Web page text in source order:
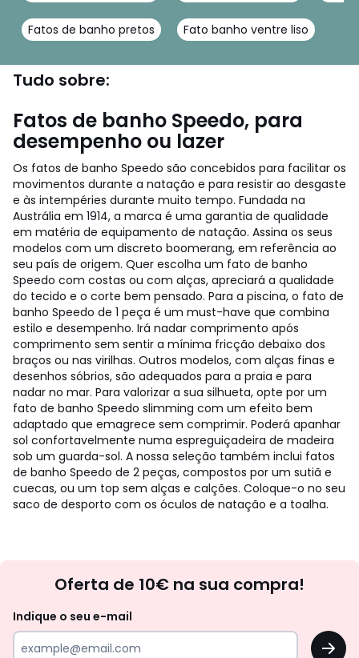
Fatos de banho pretos Fato banho ventre liso
Tudo sobre:
Fatos de banho Speedo, para
desempenho ou lazer
Os fatos de banho Speedo são concebidos para facilitar os
movimentos durante a natação e para resistir ao desgaste
e às intempéries durante muito tempo. Fundada na
Austrália em 1914, a marca é uma garantia de qualidade
em matéria de equipamento de natação. Assina os seus
modelos com um discreto boomerang, em referência ao
seu país de origem. Quer escolha um fato de banho
Speedo com costas ou com alças, apreciará a qualidade
do tecido e o corte bem pensado. Para a piscina, o fato de
banho Speedo de 1 peça é um must-have que combina
estilo e desempenho. Irá nadar comprimento após
comprimento sem sentir a mínima fricção debaixo dos
braços ou nas virilhas. Outros modelos, com alças finas e
desenhos sóbrios, são adequados para a praia e para
nadar no mar. Para valorizar a sua silhueta, opte por um
fato de banho Speedo slimming com um efeito bem
adaptado que emagrece sem comprimir. Poderá apanhar
sol confortavelmente numa espreguiçadeira de madeira
sob um guarda-sol. A nossa seleção também inclui fatos
de banho Speedo de 2 peças, compostos por um sutiã e
cuecas, ou um top sem alças e calções. Coloque-o no seu
saco de desporto com os óculos de natação e a toalha.
Oferta de 10€ na sua compra!
Indique o seu e-mail
OK